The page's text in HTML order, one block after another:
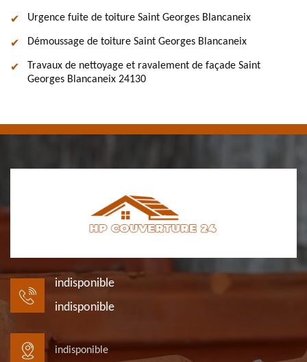
Urgence fuite de toiture Saint Georges Blancaneix
Démoussage de toiture Saint Georges Blancaneix
Travaux de nettoyage et ravalement de façade Saint
Georges Blancaneix 24130
indisponible
indisponible
indisponible